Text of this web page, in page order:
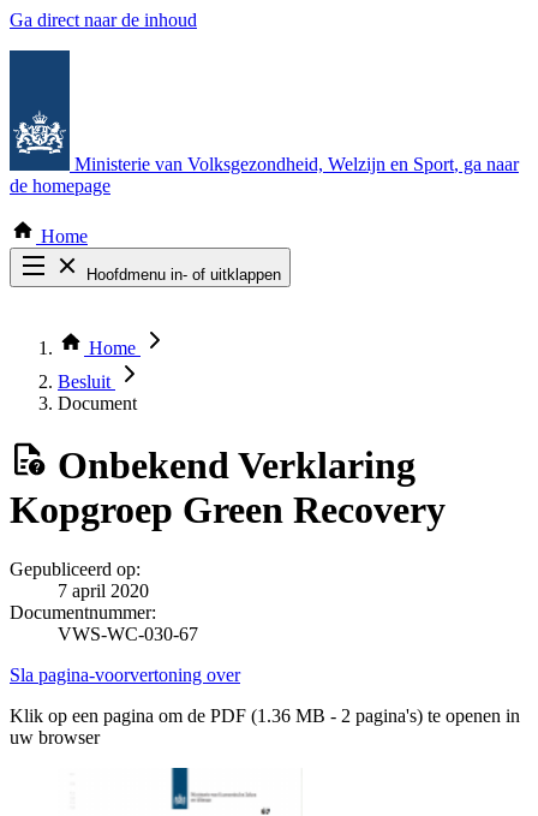
Ga direct naar de inhoud
Ministerie van Volksgezondheid, Welzijn en Sport, ga naar
de homepage
Home
Hoofdmenu in- of uitklappen
Thema COVID-19
Bekijk per bestuursorgaan
Home
Besluit
Document
OnbekendVerklaring
Kopgroep Green Recovery
Gepubliceerd op:
7 april 2020
Documentnummer:
VWS-WC-030-67
Sla pagina-voorvertoning over
Klik op een pagina om de PDF (1.36 MB - 2 pagina's) te openen in
uw browser